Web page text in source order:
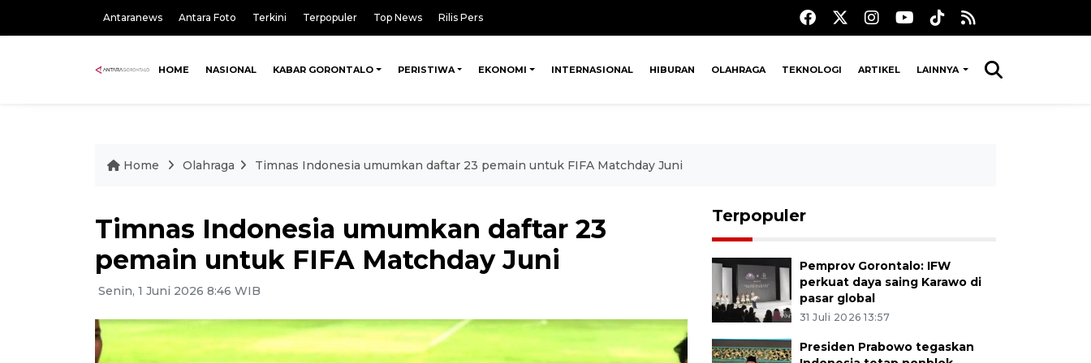
Antaranews Antara Foto Terkini Terpopuler Top News Rilis Pers
HOME NASIONAL KABAR GORONTALO PERISTIWA EKONOMI INTERNASIONAL HIBURAN OLAHRAGA TEKNOLOGI ARTIKEL LAINNYA
Home Olahraga Timnas Indonesia umumkan daftar 23 pemain untuk FIFA Matchday Juni
Timnas Indonesia umumkan daftar 23
pemain untuk FIFA Matchday Juni
Senin, 1 Juni 2026 8:46 WIB
Terpopuler
Pemprov Gorontalo: IFW
perkuat daya saing Karawo di
pasar global
31 Juli 2026 13:57
Presiden Prabowo tegaskan